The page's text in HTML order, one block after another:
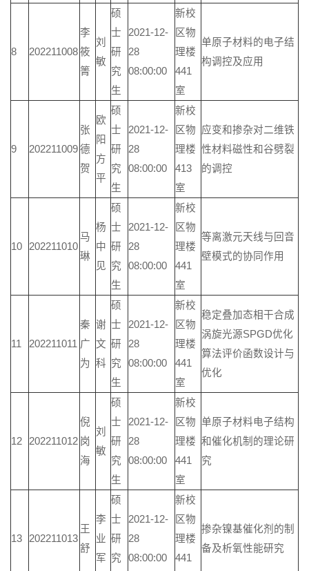
8 202211008
李
筱
箐
刘
敏
硕
士
研
究
生
2021-12-
28
08:00:00
新校
区物
理楼
441
室
单原子材料的电子结
构调控及应用
9 202211009
张
德
贺
欧
阳
方
平
硕
士
研
究
生
2021-12-
28
08:00:00
新校
区物
理楼
413
室
应变和掺杂对二维铁
性材料磁性和谷劈裂
的调控
10 202211010
马
琳
杨
中
见
硕
士
研
究
生
2021-12-
28
08:00:00
新校
区物
理楼
441
室
等离激元天线与回音
壁模式的协同作用
11 202211011
秦
广
为
谢
文
科
硕
士
研
究
生
2021-12-
28
08:00:00
新校
区物
理楼
441
室
稳定叠加态相干合成
涡旋光源SPGD优化
算法评价函数设计与
优化
12 202211012
倪
岗
海
刘
敏
硕
士
研
究
生
2021-12-
28
08:00:00
新校
区物
理楼
441
室
单原子材料电子结构
和催化机制的理论研
究
13 202211013
王
舒
李
业
军
硕
士
研
究
2021-12-
28
08:00:00
新校
区物
理楼
441
掺杂镍基催化剂的制
备及析氧性能研究